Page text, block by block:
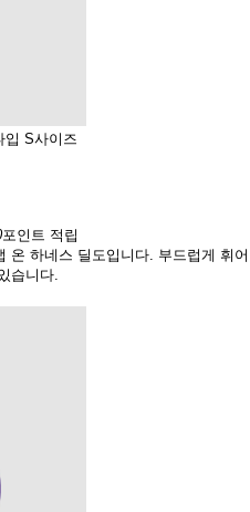
입 S사이즈
포인트 적립
온 하네스 딜도입니다. 부드럽게 휘어
습니다.